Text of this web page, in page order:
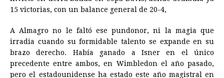
15 victorias, con un balance general de 20-4,
A Almagro no le faltó ese pundonor, ni la magia que
irradia cuando su formidable talento se expande en su
brazo derecho. Había ganado a Isner en el único
precedente entre ambos, en Wimbledon el año pasado,
pero el estadounidense ha estado este año magistral en